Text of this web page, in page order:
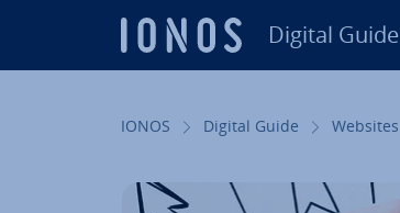
Digital Guide
IONOS Digital Guide Websites